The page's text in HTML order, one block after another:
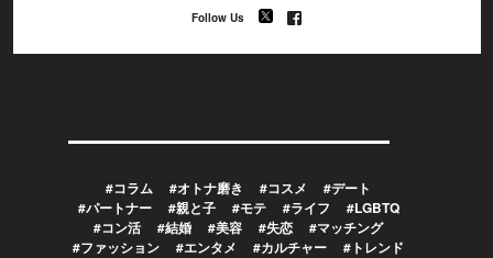
Follow Us
#コラム #オトナ磨き #コスメ
#デート
#パートナー
#親と子 #モテ #ライフ
#LGBTQ
#コン活
#結婚 #美容 #失恋
#マッチング
#ファッション
#エンタメ #カルチャー #トレンド